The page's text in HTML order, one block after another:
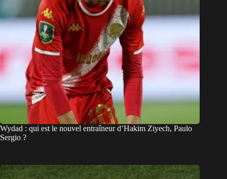
Wydad : qui est le nouvel entraîneur d’Hakim Ziyech, Paulo
Sergio ?